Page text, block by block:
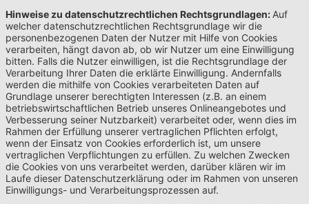
Hinweise zu datenschutzrechtlichen Rechtsgrundlagen: Auf
welcher datenschutzrechtlichen Rechtsgrundlage wir die
personenbezogenen Daten der Nutzer mit Hilfe von Cookies
verarbeiten, hängt davon ab, ob wir Nutzer um eine Einwilligung
bitten. Falls die Nutzer einwilligen, ist die Rechtsgrundlage der
Verarbeitung Ihrer Daten die erklärte Einwilligung. Andernfalls
werden die mithilfe von Cookies verarbeiteten Daten auf
Grundlage unserer berechtigten Interessen (z.B. an einem
betriebswirtschaftlichen Betrieb unseres Onlineangebotes und
Verbesserung seiner Nutzbarkeit) verarbeitet oder, wenn dies im
Rahmen der Erfüllung unserer vertraglichen Pflichten erfolgt,
wenn der Einsatz von Cookies erforderlich ist, um unsere
vertraglichen Verpflichtungen zu erfüllen. Zu welchen Zwecken
die Cookies von uns verarbeitet werden, darüber klären wir im
Laufe dieser Datenschutzerklärung oder im Rahmen von unseren
Einwilligungs- und Verarbeitungsprozessen auf.